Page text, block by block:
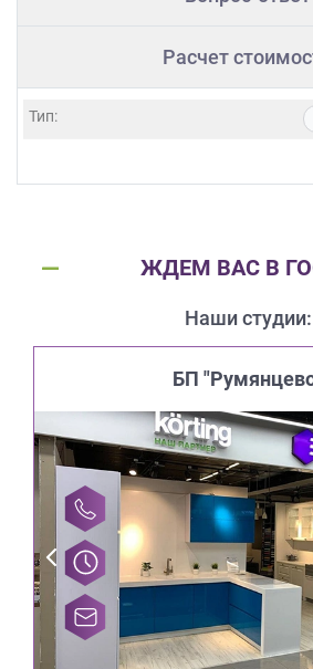
Расчет
Тип:
ЖДЕМ ВАС В
Наши студии:
БП